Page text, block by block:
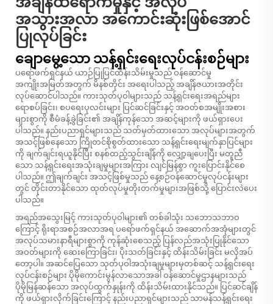
အသွားအလာ အကောင်းဆုံးဖြစ်အောင်
ပြုလုပ်ခြင်း
ချောမွေ့သော သန့်ရှင်းရေးလုပ်ငန်းစဉ်များ
ပရော်ဖက်ရှင်နယ် ယာဉ်ပြုပြင်ထိန်းသိမ်းမှုသည် ဝန်ဆောင်မှု
အကျိုးအမြတ်အတွက် မိနစ်တိုင်း အရေးပါသည့် အချိန်ဇယားအတိုင်း
လုပ်ဆောင်ပါသည်။ ကားသုတ်ပုဝါများသည် သန့်ရှင်းရေးအရည်များ
ရောစပ်ခြင်း၊ စပရေးပုလင်းများ ပြင်ဆင်ခြင်းနှင့် အဝတ်စအမျိုးအစား
များစွာကို စီမံခန့်ခွဲခြင်း၏ အချိန်ကုန်သော အဆင့်များကို ဖယ်ရှားပေး
ပါသည်။ နည်းပညာရှင်များသည် သတ်မှတ်ထားသော အလုပ်များအတွက်
အသင့်ဖြစ်နေသော ကြိုတင်စိုစွတ်ထားသော သန့်ရှင်းရေးမျက်နှာပြင်များ
ကို ချက်ချင်းရယူနိုင်ပြီး စနစ်ထည့်သွင်းချိန်ကို လျှော့ချပေးပြီး မတူညီ
သော သန့်ရှင်းရေးအသုံးချမှုများအကြား လျင်မြန်စွာ ကူးပြောင်းနိုင်စေ
ပါသည်။ ဤချက်ချင်း အသင့်ဖြစ်မှုသည် နေ့စဉ်ဝန်ဆောင်မှုလုပ်ငန်းများ
တွင် တိုင်းတာနိုင်သော ထုတ်လုပ်မှုတိုးတက်မှုများအဖြစ်သို့ ပြောင်းလဲပေး
ပါသည်။
အရည်အသွေးမြင့် ကားသုတ်ပုဝါများ၏ တစ်ခါသုံး သဘောသဘာဝ
ကြောင့် ရိုးရာအစဉ်အလာအရ ပရော်ဖက်ရှင်နယ် အဆောက်အအုံများတွင်
အလုပ်သမားနာရီများစွာကို ကုန်ဆုံးစေသည့် ပြန်လည်အသုံးပြုနိုင်သော
အဝတ်များကို ဆေးကြောခြင်း၊ ပိုးသတ်ခြင်းနှင့် ထိန်းသိမ်းခြင်း မလိုအပ်
တော့ပါ။ အဆင်ပြေသော သုတ်ပုဝါအသုံးချမှုများမှတစ်ဆင့် သန့်ရှင်းရေး
လုပ်ငန်းစဉ်များ ပိုမိုကောင်းမွန်လာသောအခါ ဝန်ဆောင်မှုဌာနများသည်
ပိုမိုမြန်ဆန်သော အလုပ်ထွက်နှုန်းကို ထိန်းသိမ်းထားနိုင်သည်။ ပြင်ဆင်ချိန်
ကို ဖယ်ရှားလိုက်ခြင်းကြောင့် နည်းပညာရှင်များသည် သာမန်သန့်ရှင်းရေး